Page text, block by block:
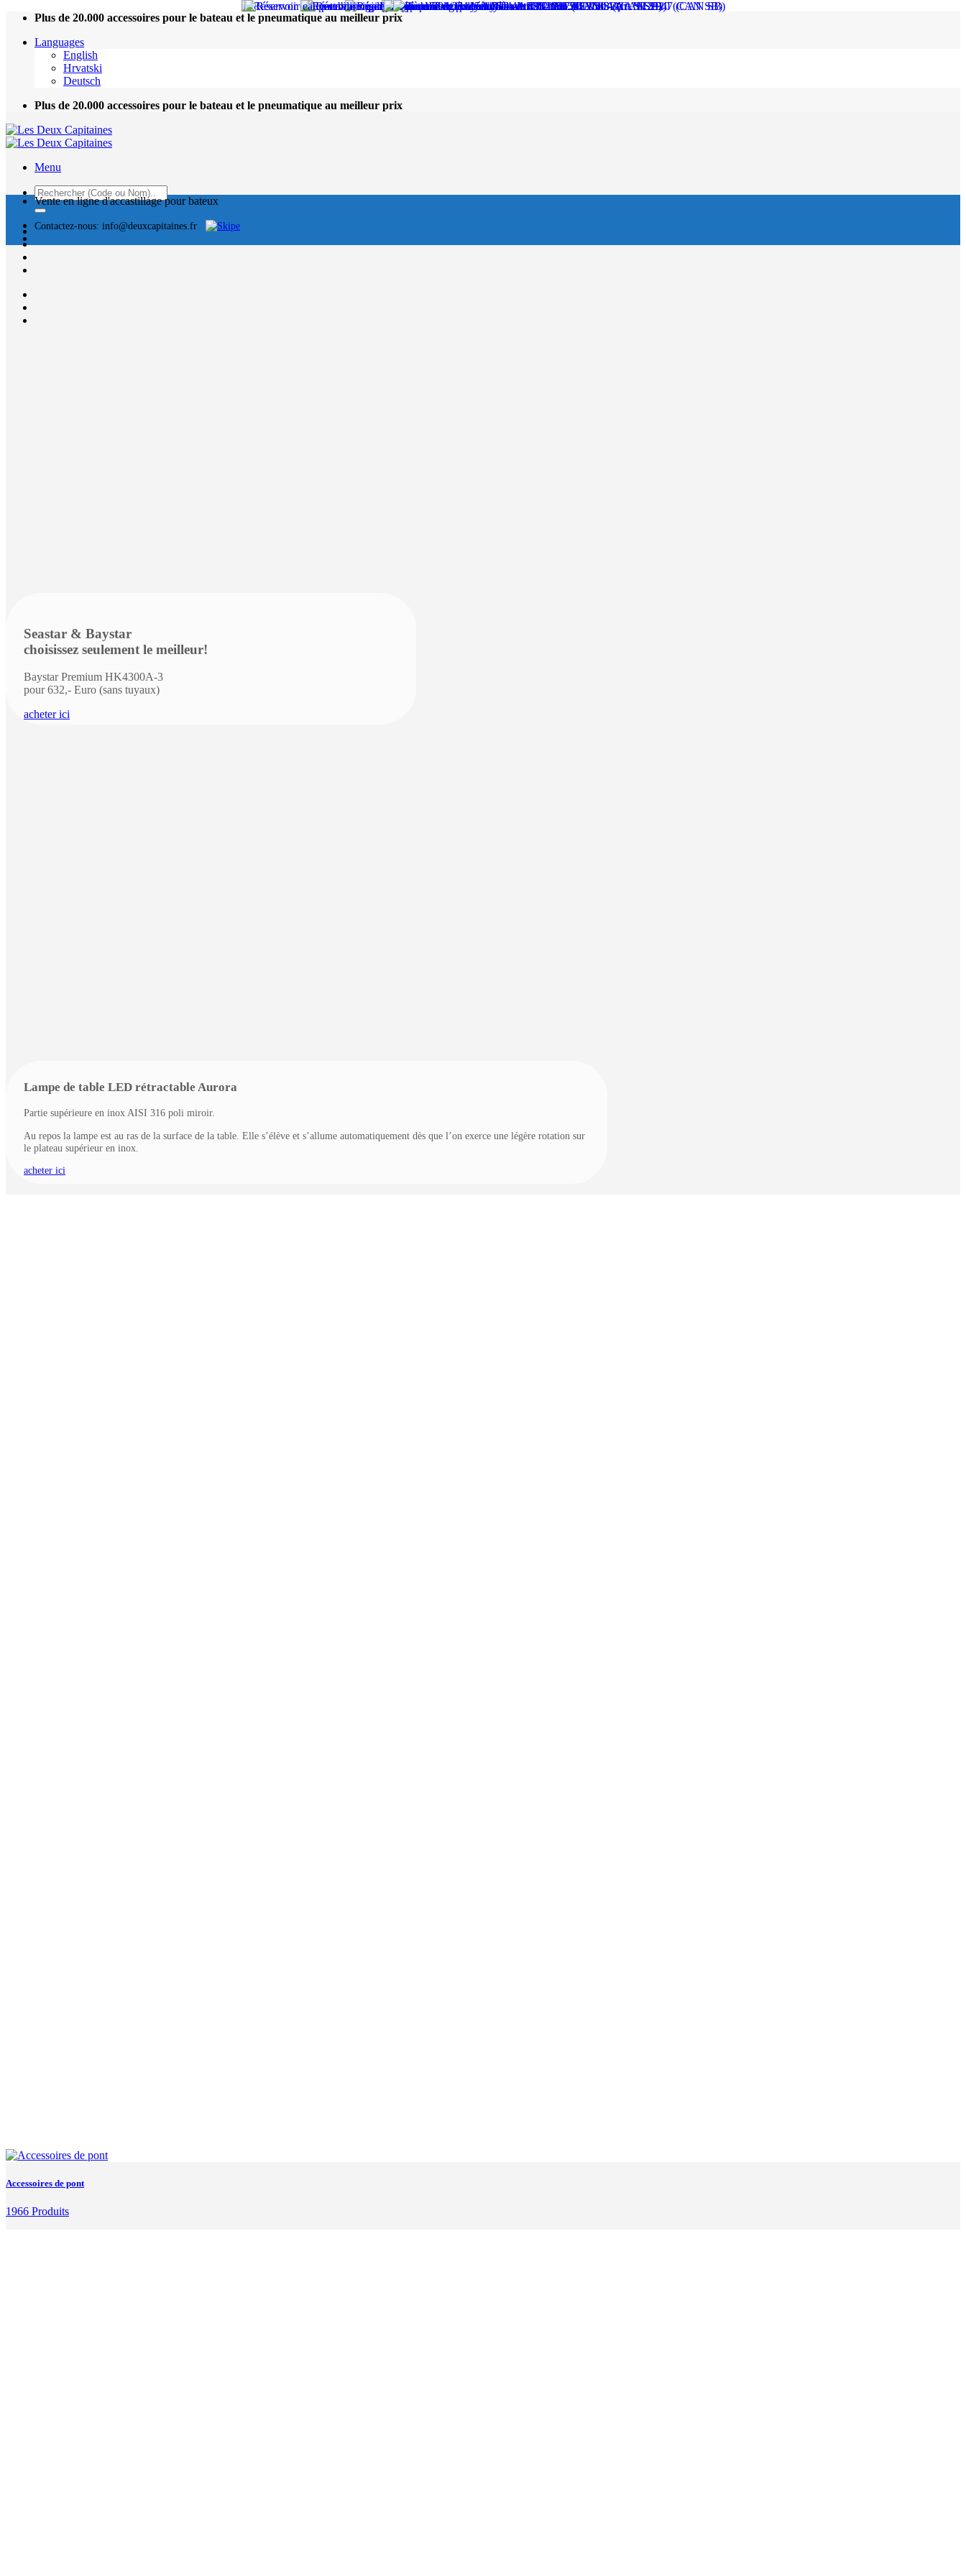
Passer
contenu
Plus de 20.000 accessoires pour le bateau et le pneumatique au meilleur prix
Languages
English
Hrvatski
Deutsch
Plus de 20.000 accessoires pour le bateau et le pneumatique au meilleur prix
Menu
Recherche
pour :
Vente en ligne d'accastillage pour bateux
Contactez-nous: info@deuxcapitaines.fr
Seastar & Baystar
choisissez seulement le meilleur!
Baystar Premium HK4300A-3
pour 632,- Euro (sans tuyaux)
acheter ici
Lampe de table LED rétractable Aurora
Partie supérieure en inox AISI 316 poli miroir.
Au repos la lampe est au ras de la surface de la table. Elle s’élève et s’allume automatiquement dès que l’on exerce une légère rotation sur
le plateau supérieur en inox.
acheter ici
Accessoires de pont
1966 Produits